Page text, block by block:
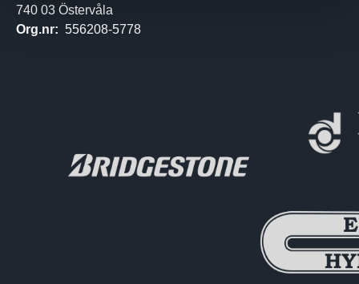
740 03 Östervåla
Org.nr: 556208-5778